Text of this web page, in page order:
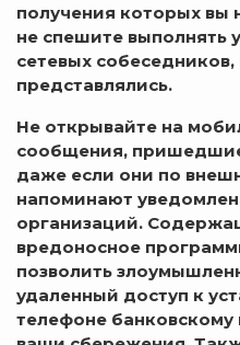
получения которых вы
не спешите выполнять
сетевых
представлялись.
Не открывайте на
сообщения,
даже если они по
напоминают
организаций.
вредоносное
позволить
удаленный доступ к
телефоне